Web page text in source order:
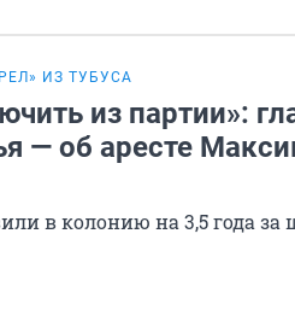
ИЗ ТУБУСА
из партии»:
— об аресте
в колонию на 3,5 года за